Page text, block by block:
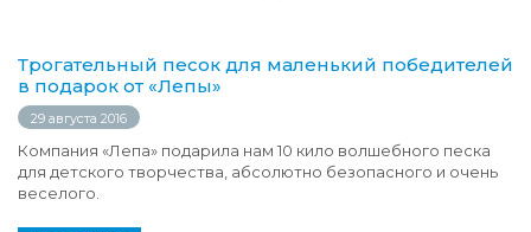
Трогательный песок для маленький победителей
в подарок от «Лепы»
29 августа 2016
Компания «Лепа» подарила нам 10 кило волшебного песка
для детского творчества, абсолютно безопасного и очень
веселого.